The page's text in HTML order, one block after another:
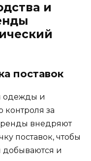
и
поставок
одежды и
контроля за
внедряют
поставок, чтобы
добываются и